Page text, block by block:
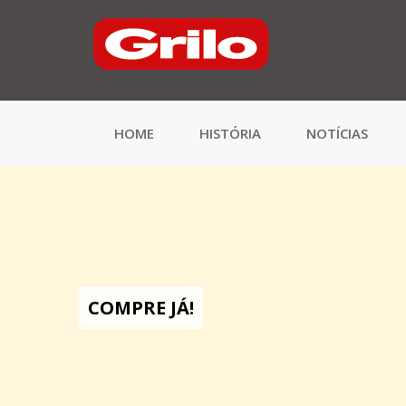
HOME HISTÓRIA NOTÍCIAS
COMPRE JÁ!